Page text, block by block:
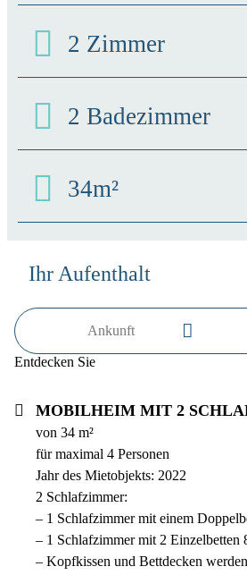
2 Zimmer
2 Badezimmer
34m²
Mobilheim mit 2
von 34 m²
für maximal 4 Personen
Jahr des Mietobjekts: 2022
2 Schlafzimmer:
– 1 Schlafzimmer mit einem
– 1 Schlafzimmer mit 2 Einzelbetten
– Kopfkissen und Bettdecken
Ihr Aufenthalt
Entdecken Sie